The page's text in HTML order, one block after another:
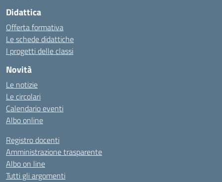
Didattica
Offerta formativa
Le schede didattiche
I progetti delle classi
Novità
Le notizie
Le circolari
Calendario eventi
Albo online
Registro docenti
Amministrazione trasparente
Albo on line
Tutti gli argomenti